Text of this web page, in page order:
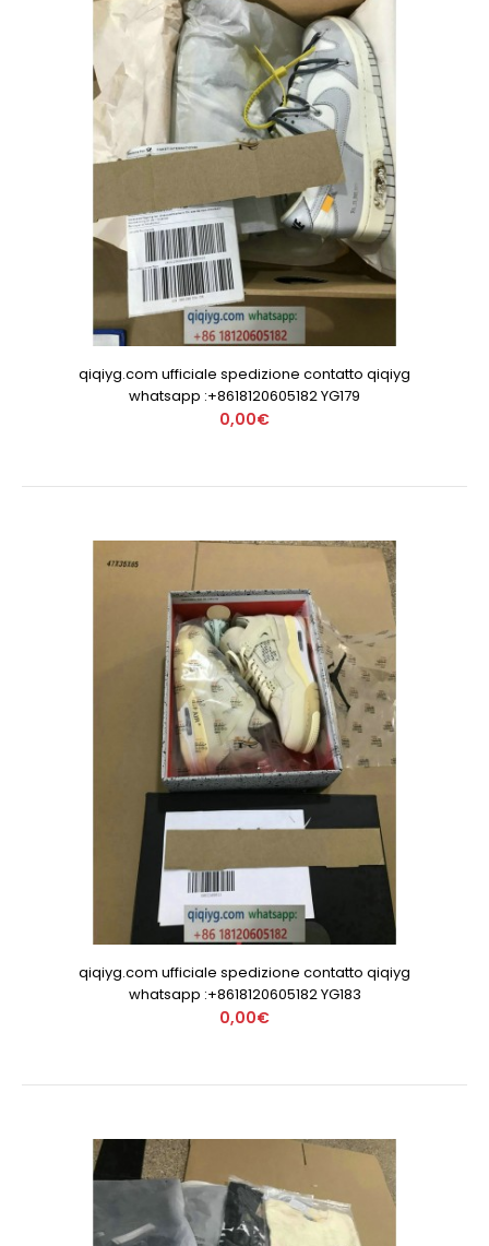
qiqiyg.com ufficiale spedizione contatto qiqiyg
whatsapp :+8618120605182 YG179
0,00€
qiqiyg.com ufficiale spedizione contatto qiqiyg
whatsapp :+8618120605182 YG183
0,00€